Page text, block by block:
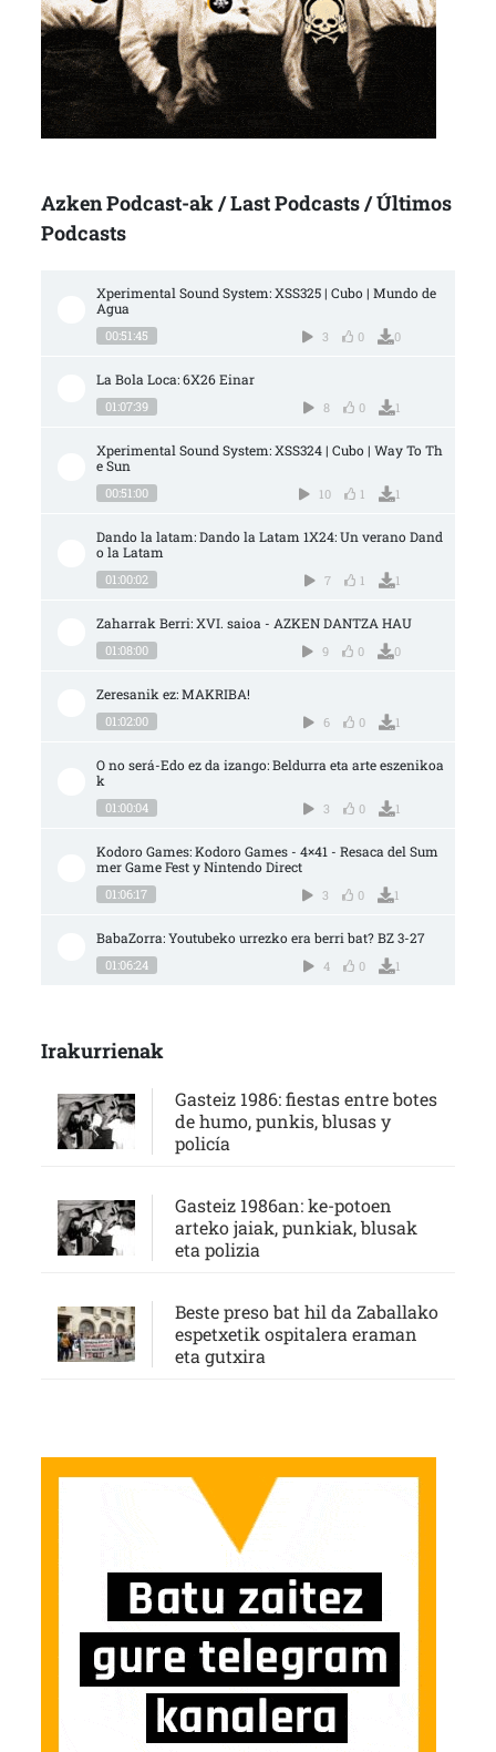
Azken Podcast-ak / Last Podcasts / Últimos
Podcasts
Xperimental Sound System: XSS325 | Cubo | Mundo de
Agua
00:51:45 3 0 0
La Bola Loca: 6X26 Einar
01:07:39 8 0 1
Xperimental Sound System: XSS324 | Cubo | Way To Th
e Sun
00:51:00 10 1 1
Dando la latam: Dando la Latam 1X24: Un verano Dand
o la Latam
01:00:02 7 1 1
Zaharrak Berri: XVI. saioa - AZKEN DANTZA HAU
01:08:00 9 0 0
Zeresanik ez: MAKRIBA!
01:02:00 6 0 1
O no será-Edo ez da izango: Beldurra eta arte eszenikoa
k
01:00:04 3 0 1
Kodoro Games: Kodoro Games - 4×41 - Resaca del Sum
mer Game Fest y Nintendo Direct
01:06:17 3 0 1
BabaZorra: Youtubeko urrezko era berri bat? BZ 3-27
01:06:24 4 0 1
Irakurrienak
Gasteiz 1986: fiestas entre botes
de humo, punkis, blusas y
policía
Gasteiz 1986an: ke-potoen
arteko jaiak, punkiak, blusak
eta polizia
Beste preso bat hil da Zaballako
espetxetik ospitalera eraman
eta gutxira